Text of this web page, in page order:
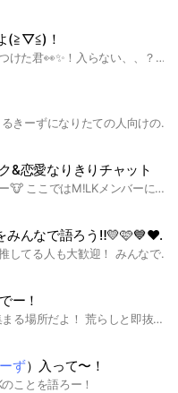
(≧▽≦)！
ようこそ！このオプチャを見つけた君👀✨️！入らない、、？？去年の3月からM!LK推してま〜す！入って後悔のないオプチャ目指してます！M!LK好きのみ！るきーず待ってまーす(≧▽≦)！ ルール🤍ྀི 入ったら挨拶して欲しいな！ あと！自己紹介ノートもお願いします！ 即抜けはなるべくなしでお願いします、、！(抜ける時は理由言ってもらえたら🥺)言いたくなかったら大丈夫！ 悪口や荒らし行為などはやめて欲しいな、、！ ルールを守ってみんなで楽しくM!LK語ろー(≧▽≦)！ 20人目指してます！
そこのちみ！今めあった み！るきーずになりたての人向けのオプチャやんねんなりたてじゃなくてもいいしなりたてでもいいし中でうち管理人のスティンと友達と待ってるからな！#なりたてみ！るきーず
&恋愛なりきりチャット
み！るきーずのみんなやっほー🐮 ここではM!LKメンバーになりきって会話をしたり、恋愛したり、写真を投稿しまーす もちろん恋愛してもしなくてもOK💛 一応ここでカップル誕生してるから笑 希望メンバーがいる場合は、 なってもいいか聞くこと。 名前はメンバー本人の名前か、 そのメンバーってことがわかる名前です 禁止なのは途中のキャラ変更、荒らし、誹謗中傷だよ！気をつけてね！ 質問はいつでもOKです！ みんなで楽しく過ごそう！🐮
んなで語ろう‼️💛🩷💙❤️‎🤍🐄
最近推し始めた人も、前から推してる人も大歓迎！ みんなでM!LKの魅力を語り合ってもっと楽しくM!LKを共有しよう！ ルール 1 個人情報漏洩には気をつけよう！ (もししてしまった場合は場合によりますが最悪の場合強制退会となります) 2 荒らしは絶対NG！ 3 楽しく話そう！ この主な3つの約束を守れば入室おっけー！ 早速入室だ！ヾ(*´∀︎`*)ﾉ
ー！
ここのオプは、M!LK好きが集まる場所だよ！ 荒らしと即抜けは滅！ 楽しくM!LKの話をしたり雑談したりしてもいいよ！ アイコンは絶対M!LKのメンバーかM!LKの画像で！ ここのオプの人数目標は、、目指せ10人！！ 〘ルール〙 宣伝⭕️ 即抜け・荒らし❌ 勧誘❌ 暗い話…相談室とかで！ 宣伝抜け（宣伝して抜けること）…❌ ※個人情報は自己責任で ※アイコンを3日以内に変えなければ強制退会させる可能性があります #M!LK #み！るきーず #今日ビジュイイじゃん #好きすぎて滅 #爆裂愛してる #限界突破！やってM!LK #ば・く・れ・つ♡ #アイドルパワー #吉田仁人 #塩﨑太智 #佐野勇斗 #山中柔太朗 #曽野舜太
ず）入って〜！
ことを語ろー！